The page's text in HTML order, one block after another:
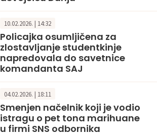
10.02.2026. | 14:32
Policajka osumljičena za
zlostavljanje studentkinje
napredovala do savetnice
komandanta SAJ
04.02.2026. | 18:11
Smenjen načelnik koji je vodio
istragu o pet tona marihuane
u firmi SNS odbornika